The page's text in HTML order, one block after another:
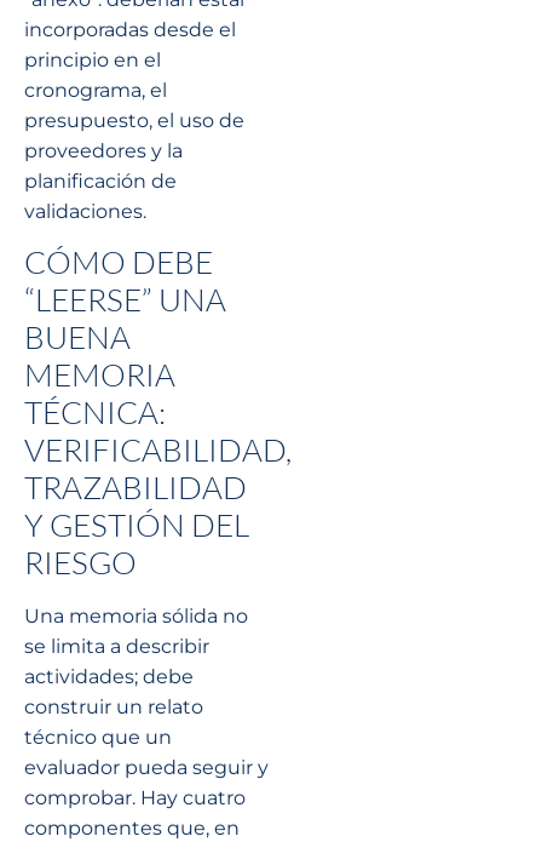
incorporadas desde el
principio en el
cronograma, el
presupuesto, el uso de
proveedores y la
planificación de
validaciones.
CÓMO DEBE
“LEERSE” UNA
BUENA
MEMORIA
TÉCNICA:
VERIFICABILIDAD,
TRAZABILIDAD
Y GESTIÓN DEL
RIESGO
Una memoria sólida no
se limita a describir
actividades; debe
construir un relato
técnico que un
evaluador pueda seguir y
comprobar. Hay cuatro
componentes que, en